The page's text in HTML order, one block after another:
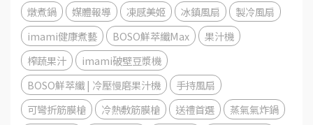
燉煮鍋
媒體報導 凍感美姬 冰鎮風扇
製冷風扇
imami健康煮藝
BOSO鮮萃纖Max
果汁機
榨蔬果汁
imami破壁豆漿機
BOSO鮮萃纖 | 冷壓慢磨果汁機
手持風扇
可彎折筋膜槍
冷熱敷筋膜槍 送禮首選
蒸氣氣炸鍋